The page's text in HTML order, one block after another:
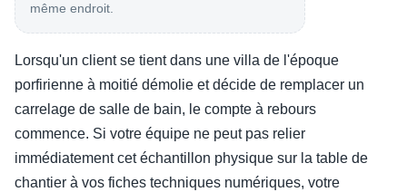
même endroit.
Lorsqu'un client se tient dans une villa de l'époque
porfirienne à moitié démolie et décide de remplacer un
carrelage de salle de bain, le compte à rebours
commence. Si votre équipe ne peut pas relier
immédiatement cet échantillon physique sur la table de
chantier à vos fiches techniques numériques, votre